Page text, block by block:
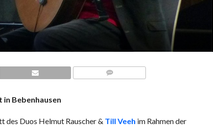
Bebenhausen
des Duos Helmut Rauscher & Till Veeh im Rahmen der